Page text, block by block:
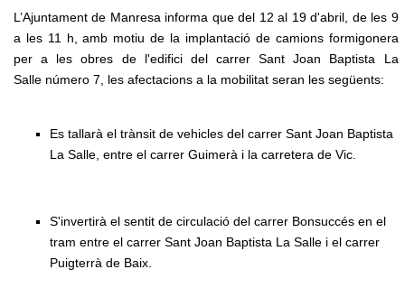
L’Ajuntament de Manresa informa que del 12 al 19 d'abril, de les 9
a les 11 h, amb motiu de la implantació de camions formigonera
per a les obres de l'edifici del carrer Sant Joan Baptista La
Salle número 7, les afectacions a la mobilitat seran les següents:
Es tallarà el trànsit de vehicles del carrer Sant Joan Baptista
La Salle, entre el carrer Guimerà i la carretera de Vic.
S'invertirà el sentit de circulació del carrer Bonsuccés en el
tram entre el carrer Sant Joan Baptista La Salle i el carrer
Puigterrà de Baix.